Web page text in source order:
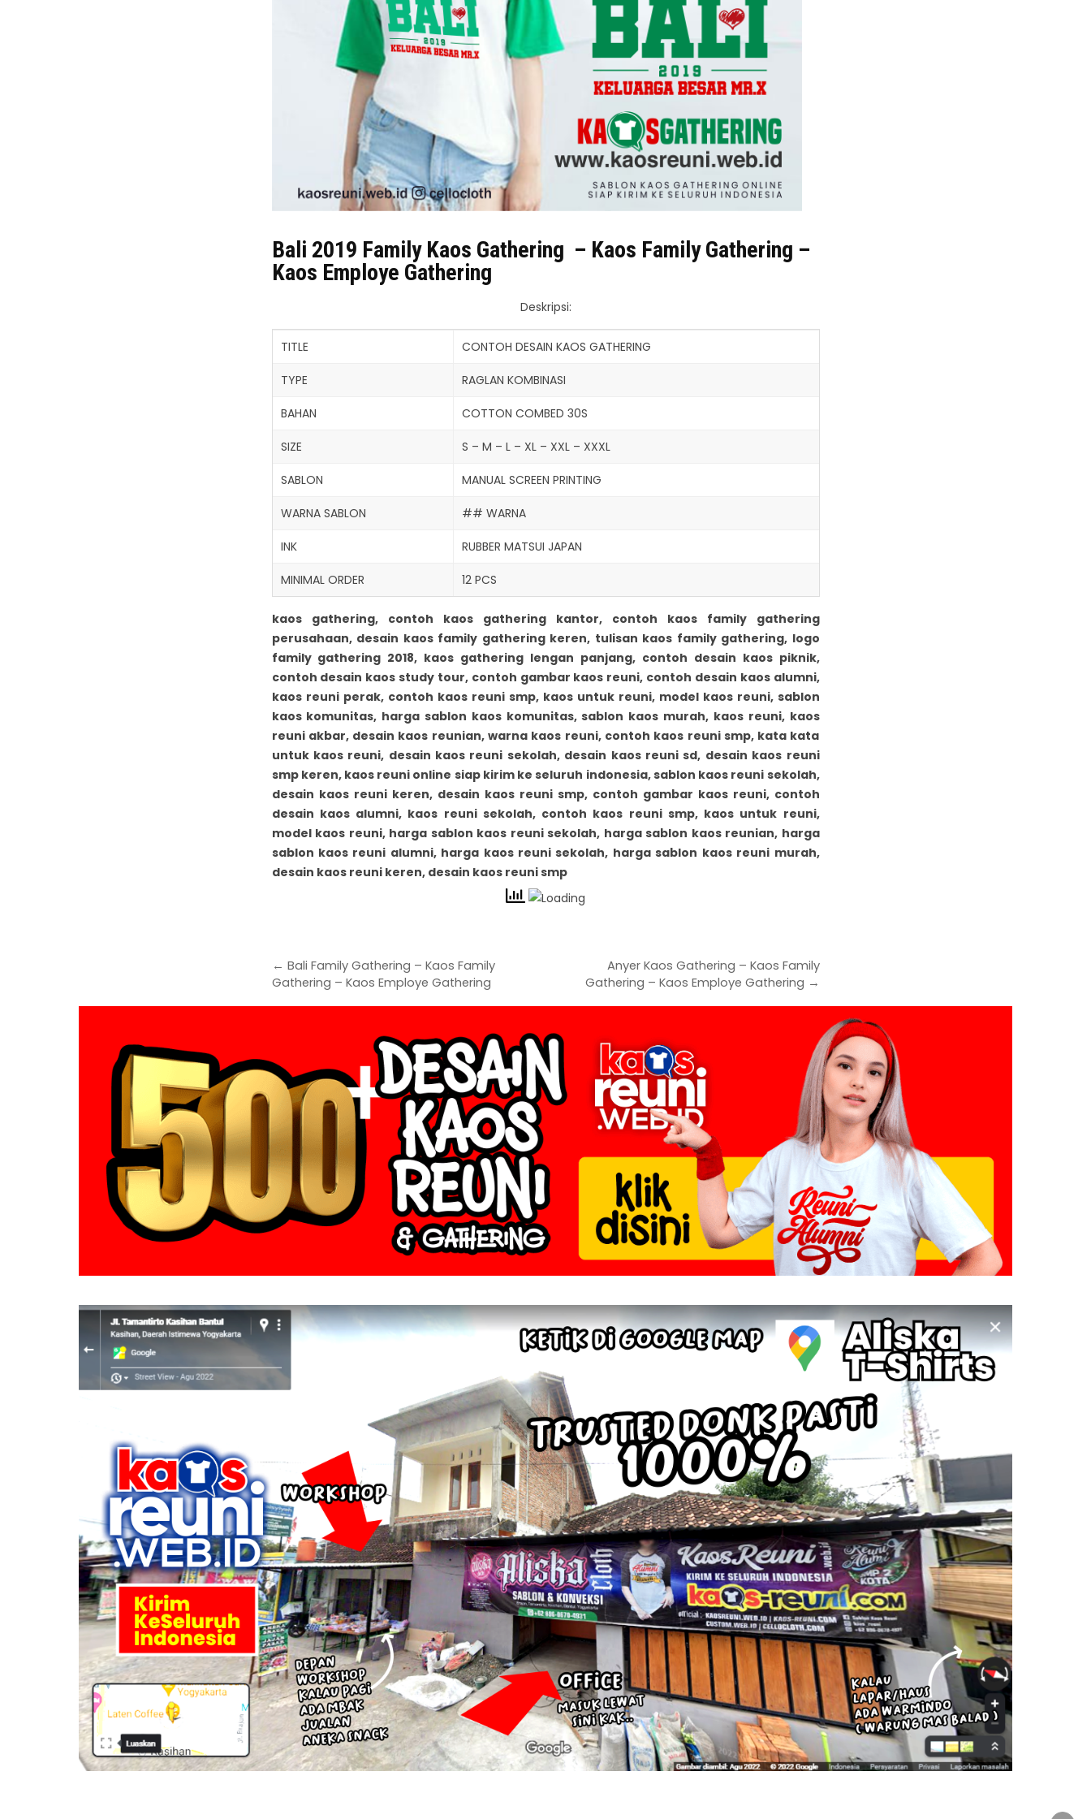
Bali 2019 Family Kaos Gathering – Kaos Family Gathering –
Kaos Employe Gathering
Deskripsi:
TITLE CONTOH DESAIN KAOS GATHERING
TYPE RAGLAN KOMBINASI
BAHAN COTTON COMBED 30S
SIZE S – M – L – XL – XXL – XXXL
SABLON MANUAL SCREEN PRINTING
WARNA SABLON ## WARNA
INK RUBBER MATSUI JAPAN
MINIMAL ORDER 12 PCS
kaos gathering, contoh kaos gathering kantor, contoh kaos family gathering
perusahaan, desain kaos family gathering keren, tulisan kaos family gathering, logo
family gathering 2018, kaos gathering lengan panjang, contoh desain kaos piknik,
contoh desain kaos study tour, contoh gambar kaos reuni, contoh desain kaos alumni,
kaos reuni perak, contoh kaos reuni smp, kaos untuk reuni, model kaos reuni, sablon
kaos komunitas, harga sablon kaos komunitas, sablon kaos murah, kaos reuni, kaos
reuni akbar, desain kaos reunian, warna kaos reuni, contoh kaos reuni smp, kata kata
untuk kaos reuni, desain kaos reuni sekolah, desain kaos reuni sd, desain kaos reuni
smp keren, kaos reuni online siap kirim ke seluruh indonesia,sablon kaos reuni sekolah,
desain kaos reuni keren, desain kaos reuni smp, contoh gambar kaos reuni, contoh
desain kaos alumni, kaos reuni sekolah, contoh kaos reuni smp, kaos untuk reuni,
model kaos reuni, harga sablon kaos reuni sekolah, harga sablon kaos reunian, harga
sablon kaos reuni alumni, harga kaos reuni sekolah, harga sablon kaos reuni murah,
desain kaos reuni keren, desain kaos reuni smp
Anyer Kaos Gathering – Kaos Family
Gathering – Kaos Employe Gathering →
← Bali Family Gathering – Kaos Family
Gathering – Kaos Employe Gathering